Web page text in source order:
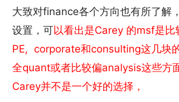
大致对finance各个方向也有所了解
设置，可以看出是Carey 的msf是比
PE, corporate和consulting这几块
全quant或者比较偏analysis这些方
Carey并不是一个好的选择，